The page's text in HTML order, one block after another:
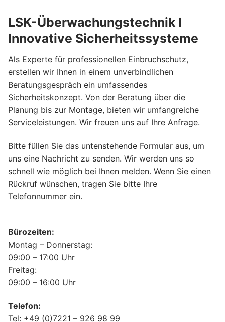
LSK-Überwachungstechnik l
Innovative Sicherheitssysteme
Als Experte für professionellen Einbruchschutz,
erstellen wir Ihnen in einem unverbindlichen
Beratungsgespräch ein umfassendes
Sicherheitskonzept. Von der Beratung über die
Planung bis zur Montage, bieten wir umfangreiche
Serviceleistungen. Wir freuen uns auf Ihre Anfrage.
Bitte füllen Sie das untenstehende Formular aus, um
uns eine Nachricht zu senden. Wir werden uns so
schnell wie möglich bei Ihnen melden. Wenn Sie einen
Rückruf wünschen, tragen Sie bitte Ihre
Telefonnummer ein.
Bürozeiten:
Montag – Donnerstag:
09:00 – 17:00 Uhr
Freitag:
09:00 – 16:00 Uhr
Telefon:
Tel: +49 (0)7221 – 926 98 99